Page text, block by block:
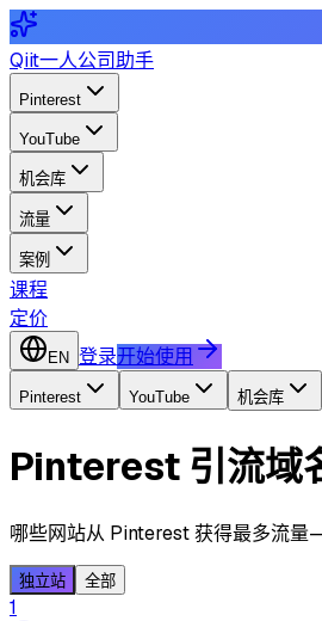
Qiit一人公司助手
Pinterest
YouTube
机会库
流量
案例
课程
定价
EN 登录开始使用
Pinterest YouTube 机会库
Pinterest 引流域
哪些网站从 Pinterest 获得最多流
独立站 全部
1